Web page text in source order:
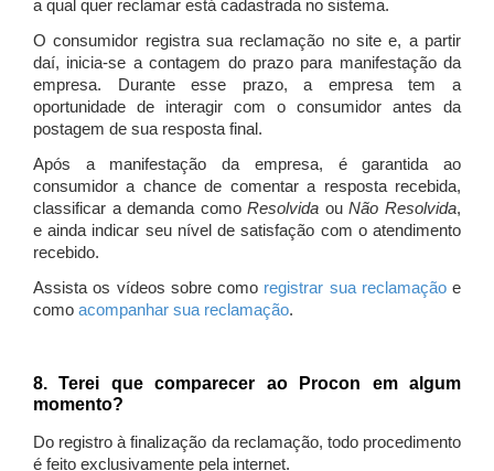
a qual quer reclamar está cadastrada no sistema.
O consumidor registra sua reclamação no site e, a partir
daí, inicia-se a contagem do prazo para manifestação da
empresa. Durante esse prazo, a empresa tem a
oportunidade de interagir com o consumidor antes da
postagem de sua resposta final.
Após a manifestação da empresa, é garantida ao
consumidor a chance de comentar a resposta recebida,
classificar a demanda comoResolvida ouNão Resolvida,
e ainda indicar seu nível de satisfação com o atendimento
recebido.
Assista os vídeos sobre como registrar sua reclamaçãoe
como acompanhar sua reclamação.
8. Terei que comparecer ao Procon em algum
momento?
Do registro à finalização da reclamação, todo procedimento
é feito exclusivamente pela internet.